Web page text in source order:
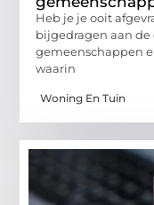
Heb je je ooit
bijgedragen aan
gemeenschappen
waarin
Woning En Tuin